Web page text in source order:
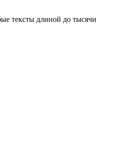
тексты длиной до тысячи